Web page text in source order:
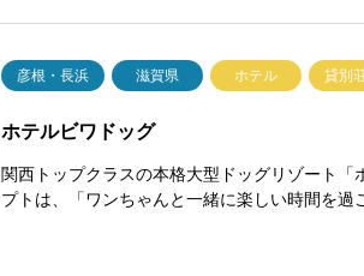
彦根・長浜 滋賀県 ホテル 貸別
ホテルビワドッグ
関西トップクラスの本格大型ドッグリゾート「
プトは、「ワンちゃんと一緒に楽しい時間を過